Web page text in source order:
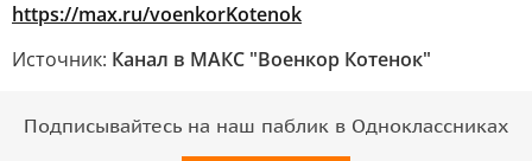
https://max.ru/voenkorKotenok
Источник: Канал в МАКС "Военкор Котенок"
Подписывайтесь на наш паблик в Одноклассниках